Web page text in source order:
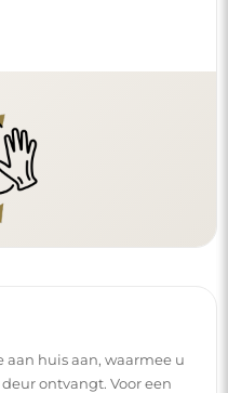
huis aan, waarmee u
ontvangt. Voor een